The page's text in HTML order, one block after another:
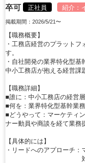
卒可
正社員 紹介：
掲載期間：2026/5/21〜
【職務概要】
・工務店経営のプラット
す。
・自社開発の業界特化型基
中小工務店が抱える経営課
【職務詳細】
■誰に：中小工務店の経営
■何を：業界特化型基幹業
■どうやって：マーケティ
ナー動員や商談を経て業務
【具体的には】
・リードへのアプローチ
対し、接触